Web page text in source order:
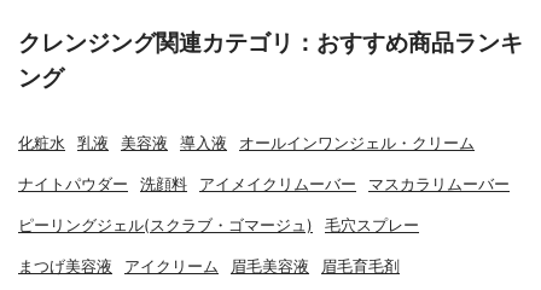
クレンジング関連カテゴリ：おすすめ商品ランキ
ング
化粧水 乳液 美容液 導入液 オールインワンジェル・クリーム
ナイトパウダー 洗顔料 アイメイクリムーバー マスカラリムーバー
ピーリングジェル(スクラブ・ゴマージュ) 毛穴スプレー
まつげ美容液 アイクリーム 眉毛美容液 眉毛育毛剤